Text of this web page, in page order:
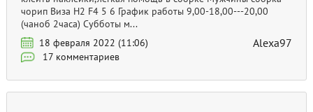
чорип Виза H2 F4 5 6 График работы 9,00-18,00---20,00
(чаноб 2часа) Субботы м...
18 февраля 2022 (11:06)
17 комментариев
Alexa97